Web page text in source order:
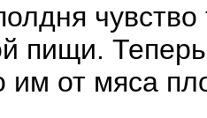
пищи.
им от мяса